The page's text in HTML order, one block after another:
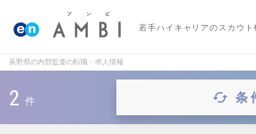
若手ハイキャリアのスカウト
長野県の内部監査の転職・求人情報
2 件 条